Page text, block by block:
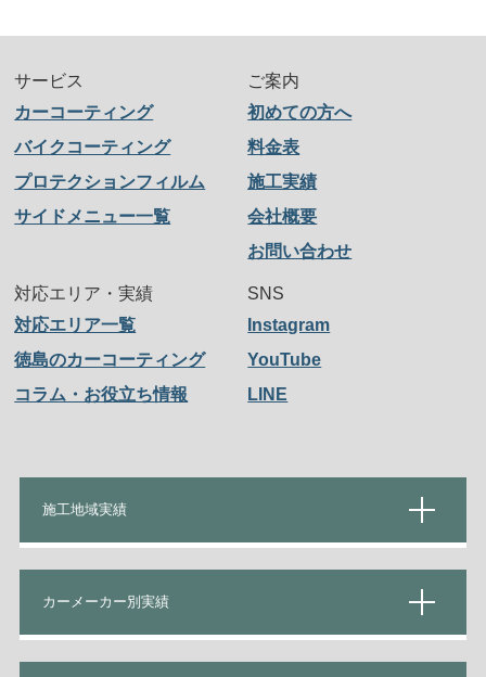
サービス
カーコーティング
バイクコーティング
プロテクションフィルム
サイドメニュー一覧
ご案内
初めての方へ
料金表
施工実績
会社概要
お問い合わせ
対応エリア・実績
対応エリア一覧
徳島のカーコーティング
コラム・お役立ち情報
SNS
Instagram
YouTube
LINE
施工地域実績
カーメーカー別実績